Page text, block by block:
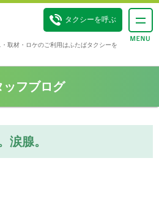
取材・ロケのご利用はふたばタクシーを
タクシーを呼ぶ
ッフブログ
涙腺。